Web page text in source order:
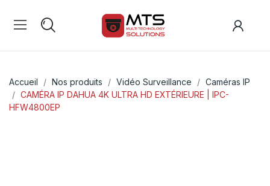
Accueil Nos produits Vidéo Surveillance
Caméras IP
CAMÉRA IP DAHUA 4K ULTRA HD EXTÉRIEURE | IPC-
HFW4800EP